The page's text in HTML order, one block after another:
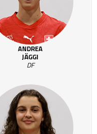
ANDREA
JÄGGI
DF